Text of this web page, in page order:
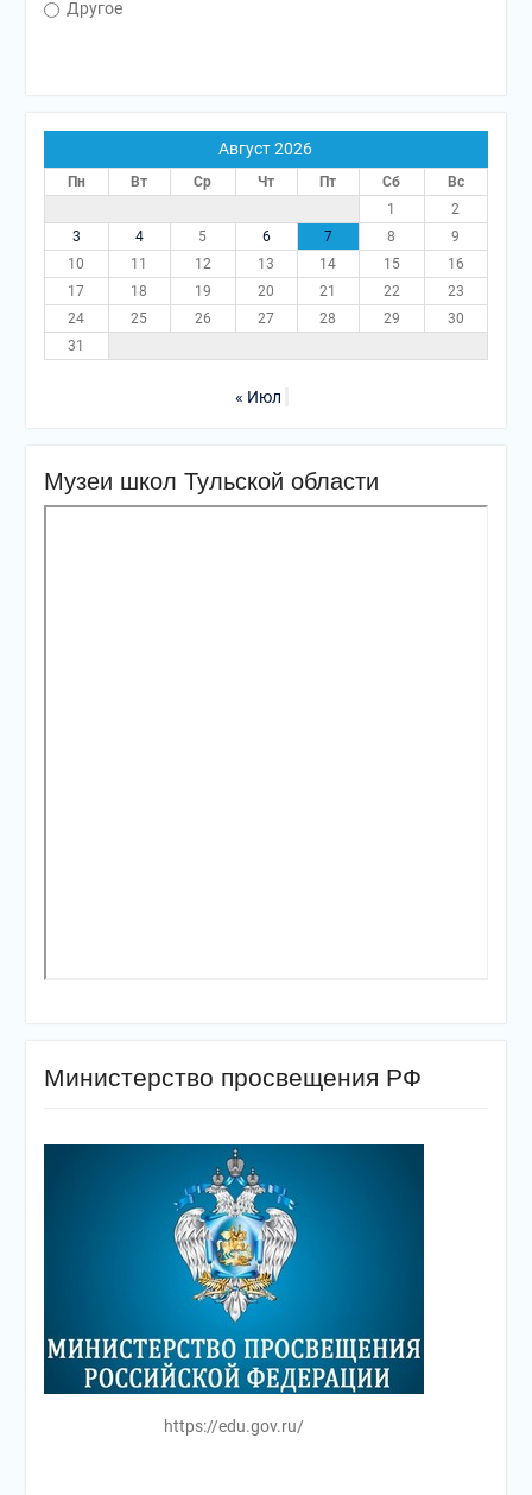
Другое
Август 2026
Пн Вт Ср Чт Пт Сб
Вс
1
2
3
4 5 6 7 8
9
10
11 12 13 14 15
16
17
18 19 20 21 22
23
24
25 26 27 28 29
30
31
« Июл
Музеи школ Тульской области
Министерство просвещения РФ
https://edu.gov.ru/